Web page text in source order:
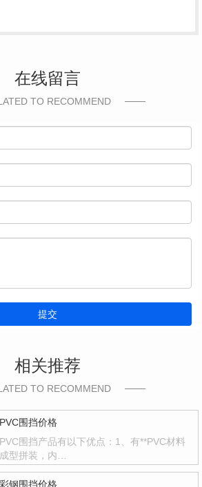
在线留言
TO RECOMMEND
提交
相关推荐
TO RECOMMEND
围挡价格
围挡产品有以下优点：1、有**PVC材料
型拼装，内…
钢围挡价格